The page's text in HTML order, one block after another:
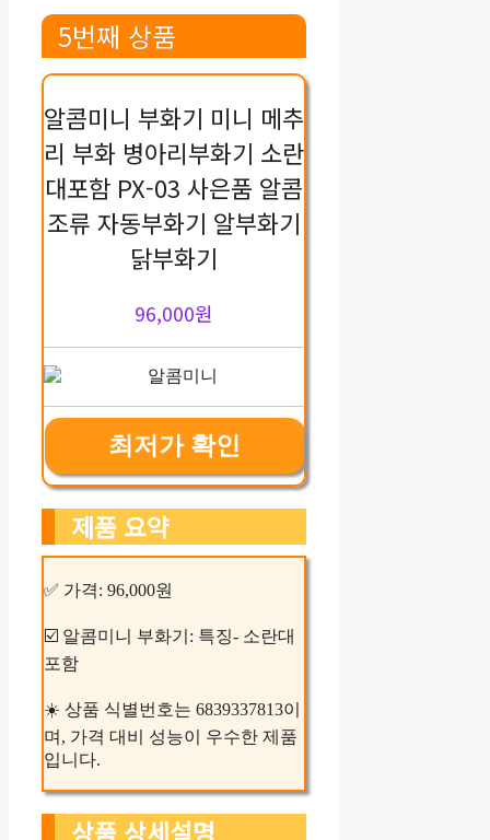
5번째 상품
알콤미니 부화기 미니 메추
리 부화 병아리부화기 소란
대포함 PX-03 사은품 알콤
조류 자동부화기 알부화기
닭부화기
96,000원
최저가 확인
제품 요약
✅ 가격: 96,000원
☑️ 알콤미니 부화기: 특징- 소란대
포함
☀️ 상품 식별번호는 6839337813이
며, 가격 대비 성능이 우수한 제품
입니다.
상품 상세설명